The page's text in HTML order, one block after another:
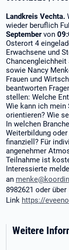
Landkreis Vechta.
wieder beruflich
Septembervon
Osterort 4
Erwachsene und
sowie Nancy
Frauen und
beantworten
stellen: Welche
Wie kann ich
orientieren? Wie
In welchen
Weiterbildung
finanziell? Für
angenehmer
Teilnahme ist
Interessierte
an
8982621 oder
Link https://
Weitere